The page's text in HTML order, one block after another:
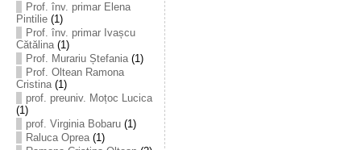
Prof. înv. primar Elena
Pintilie(1)
Prof. înv. primar Ivașcu
Cătălina(1)
Prof. Murariu Ștefania(1)
Prof. Oltean Ramona
Cristina(1)
prof. preuniv. Moțoc Lucica
(1)
prof. Virginia Bobaru(1)
Raluca Oprea(1)